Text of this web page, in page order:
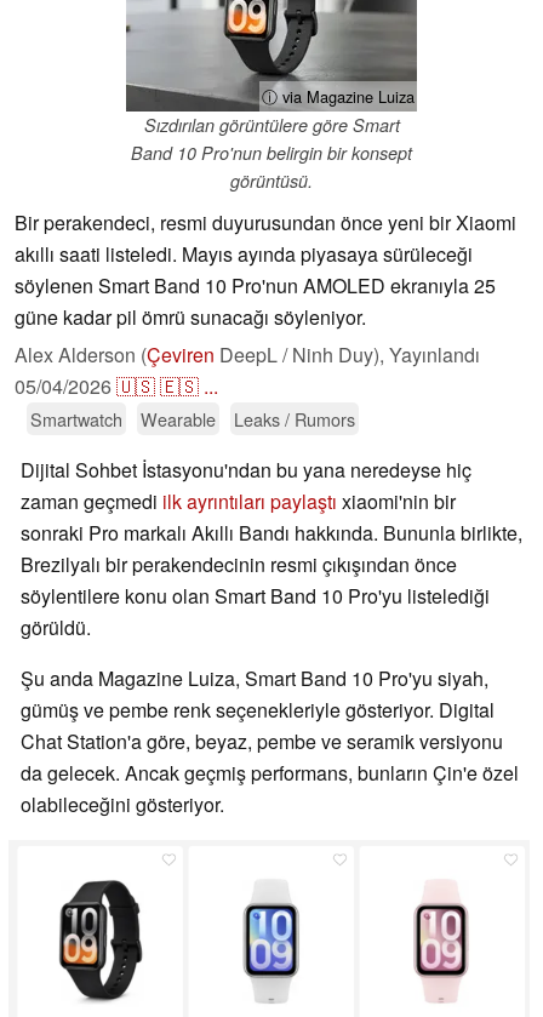
ⓘ via Magazine Luiza
Sızdırılan görüntülere göre Smart
Band 10 Pro'nun belirgin bir konsept
görüntüsü.
Bir perakendeci, resmi duyurusundan önce yeni bir Xiaomi
akıllı saati listeledi. Mayıs ayında piyasaya sürüleceği
söylenen Smart Band 10 Pro'nun AMOLED ekranıyla 25
güne kadar pil ömrü sunacağı söyleniyor.
Alex Alderson (Çeviren DeepL / Ninh Duy), Yayınlandı
05/04/2026🇺🇸🇪🇸 ...
Smartwatch Wearable Leaks / Rumors
Dijital Sohbet İstasyonu'ndan bu yana neredeyse hiç
zaman geçmedi ilk ayrıntıları paylaştı xiaomi'nin bir
sonraki Pro markalı Akıllı Bandı hakkında. Bununla birlikte,
Brezilyalı bir perakendecinin resmi çıkışından önce
söylentilere konu olan Smart Band 10 Pro'yu listelediği
görüldü.
Şu anda Magazine Luiza, Smart Band 10 Pro'yu siyah,
gümüş ve pembe renk seçenekleriyle gösteriyor. Digital
Chat Station'a göre, beyaz, pembe ve seramik versiyonu
da gelecek. Ancak geçmiş performans, bunların Çin'e özel
olabileceğini gösteriyor.